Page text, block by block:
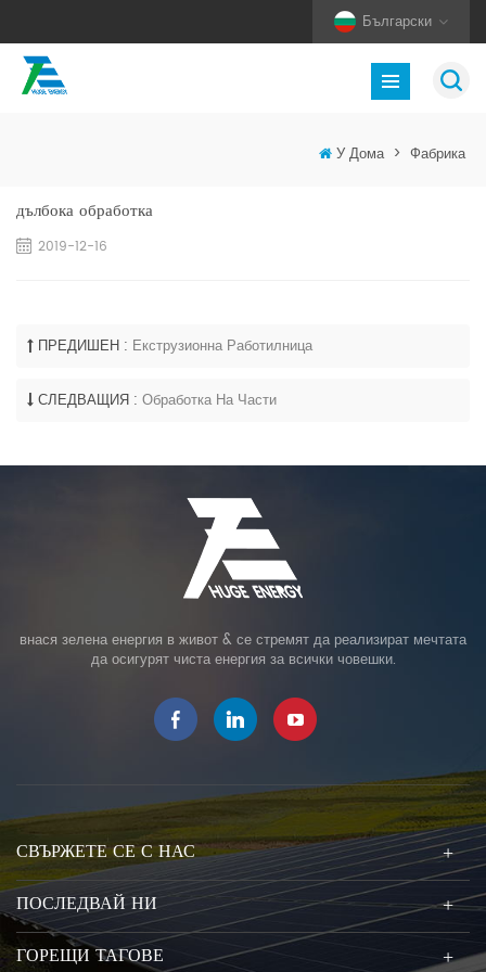
Български
У Дома > Фабрика
дълбока обработка
2019-12-16
ПРЕДИШЕН : Екструзионна Работилница
СЛЕДВАЩИЯ : Обработка На Части
внася зелена енергия в живот & се стремят да реализират мечтата
да осигурят чиста енергия за всички човешки.
СВЪРЖЕТЕ СЕ С НАС
ПОСЛЕДВАЙ НИ
ГОРЕЩИ ТАГОВЕ